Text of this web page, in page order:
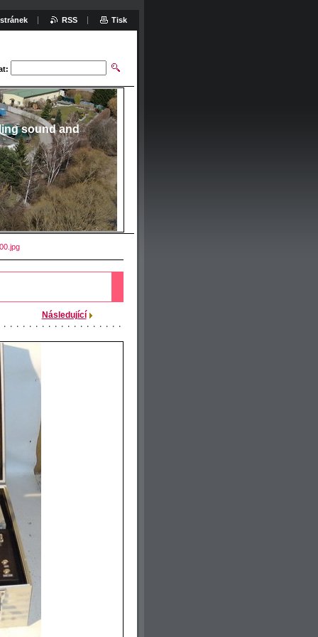
sound and
Následující
RSS Tisk